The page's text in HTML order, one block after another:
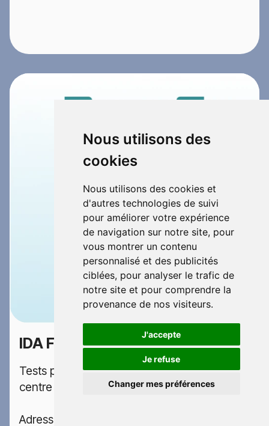
Nous utilisons des
cookies
Nous utilisons des cookies et
d'autres technologies de suivi
pour améliorer votre expérience
de navigation sur notre site, pour
vous montrer un contenu
personnalisé et des publicités
ciblées, pour analyser le trafic de
notre site et pour comprendre la
provenance de nos visiteurs.
J'accepte
Je refuse
Changer mes préférences
IDA FORCE 100 €
Tests psychotechniques permis dans le
centre IDA FORCE situé en Isère
Adresse: